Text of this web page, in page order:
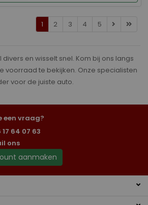
1 2 3 4 5
en wisselt snel. Kom bij ons langs
voorraad te bekijken. Onze specialisten
voor de juiste auto.
een vraag?
17 64 07 63
ons
aanmaken